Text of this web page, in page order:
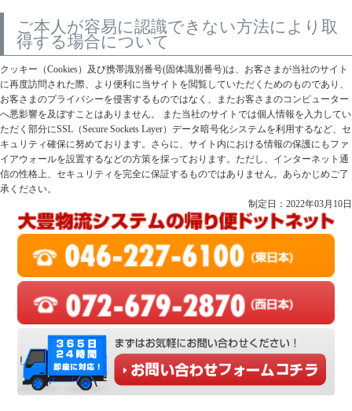
ご本人が容易に認識できない方法により取
得する場合について
クッキー（Cookies）及び携帯識別番号(固体識別番号)は、お客さまが当社のサイト
に再度訪問された際、より便利に当サイトを閲覧していただくためのものであり、
お客さまのプライバシーを侵害するものではなく、またお客さまのコンピューター
へ悪影響を及ぼすことはありません。 また当社のサイトでは個人情報を入力してい
ただく部分にSSL（Secure Sockets Layer）データ暗号化システムを利用するなど、セ
キュリティ確保に努めております。さらに、サイト内における情報の保護にもファ
イアウォールを設置するなどの方策を採っております。ただし、インターネット通
信の性格上、セキュリティを完全に保証するものではありません。あらかじめご了
承ください。
制定日：2022年03月10日